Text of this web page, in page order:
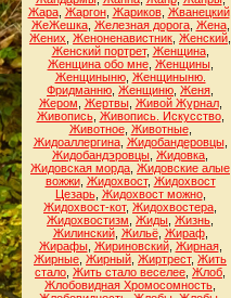
Жара, Жаргон, Жариков, Жванецкий,
ЖеЖешка, Железная дорога, Жена,
Жених Женоненавистник Женский
Женский портрет, Женщина,
Женщина обо мне, Женщины,
Женщиныню, Женщиныню.
Фридманню Женщиню Женя
Жером Жертвы, Живой Журнал,
Живопись, Живопись. Искусство,
Животное, Животные,
Жидоаллергина, Жидобандеровцы,
Жидобандэровцы Жидовка
Жидовская морда Жидовские алые
вожжи, Жидохвост, Жидохвост
Цезарь, Жидохвост можно,
Жидохвост-кот, Жидохвостера
Жидохвостизм Жиды Жизнь
Жилинский, Жильё, Жираф,
Жирафы, Жириновский, Жирная,
Жирные Жирный Жиртрест, Жить
стало Жить стало веселее Жлоб
Жлобовидная Хромосомность